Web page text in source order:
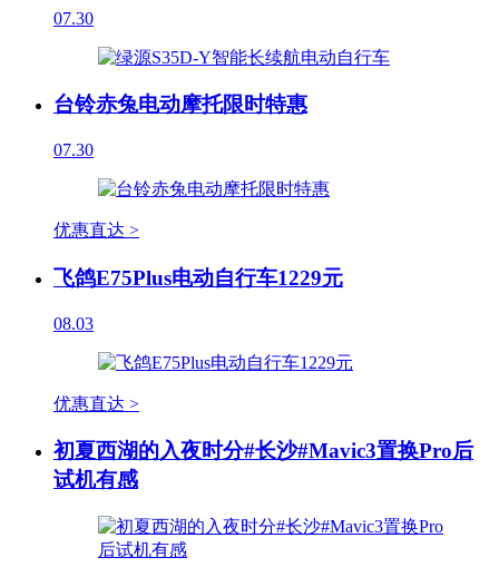
07.30
台铃赤兔电动摩托限时特惠
07.30
优惠直达 >
飞鸽E75Plus电动自行车1229元
08.03
优惠直达 >
初夏西湖的入夜时分#长沙#Mavic3置换Pro后
试机有感